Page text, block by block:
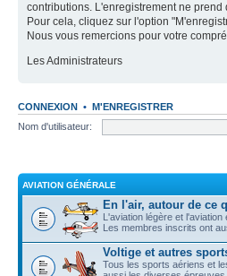
contributions. L'enregistrement ne
Pour cela, cliquez sur l'option
Nous vous remercions pour votre
Les Administrateurs
CONNEXION • M'ENREGISTRER
Nom d'utilisateur:
AVIATION GÉNÉRALE
En l'air, autour de ce
L'aviation légère et
Les membres inscrits ont
Voltige et autres
Tous les sports aériens et